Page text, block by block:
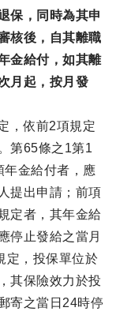
保，同時為其申
核後，自其離職
金給付，如其離
月起，按月發
，依前2項規定
第65條之1第1
年金給付者，應
提出申請；前項
定者，其年金給
停止發給之當月
定，投保單位於
其保險效力於投
寄之當日24時停